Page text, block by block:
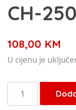
CH-250
108,00 KM
U cijenu je
Kenwood
sjeckalica